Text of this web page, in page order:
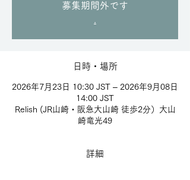
募集期間外です
日時・場所
2026年7月23日 10:30 JST – 2026年9月08日
14:00 JST
Relish (JR山崎・阪急大山崎 徒歩2分）大山
崎竜光49
詳細